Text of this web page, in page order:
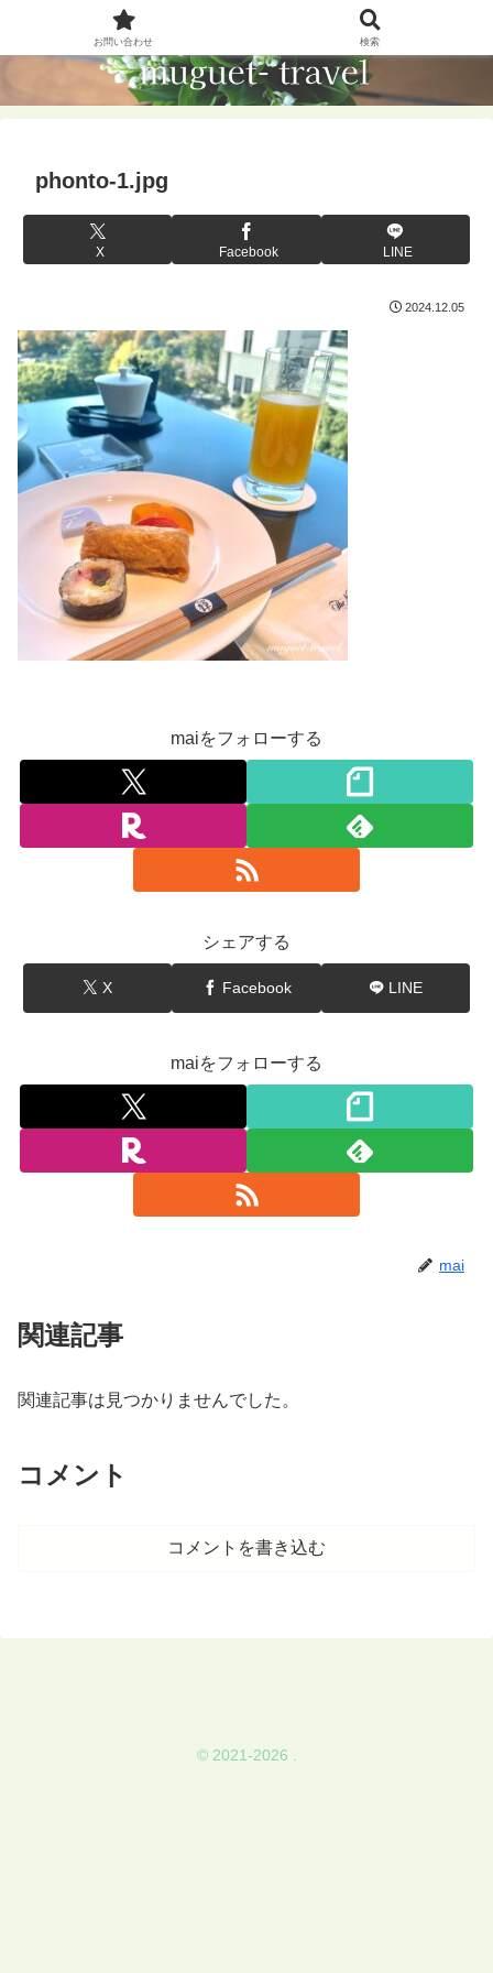
phonto-1.jpg
X Facebook LINE
2024.12.05
maiをフォローする
シェアする
X Facebook LINE
maiをフォローする
mai
関連記事
関連記事は見つかりませんでした。
コメント
コメントを書き込む
© 2021-2026 .
お問い合わせ 検索